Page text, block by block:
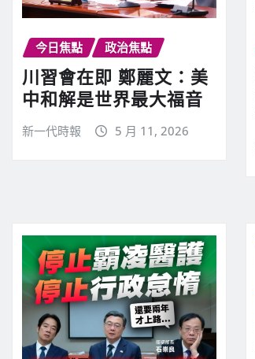
今日焦點 政治焦點
川習會在即 鄭麗文：美
中和解是世界最大福音
新一代時報 5 月 11, 2026